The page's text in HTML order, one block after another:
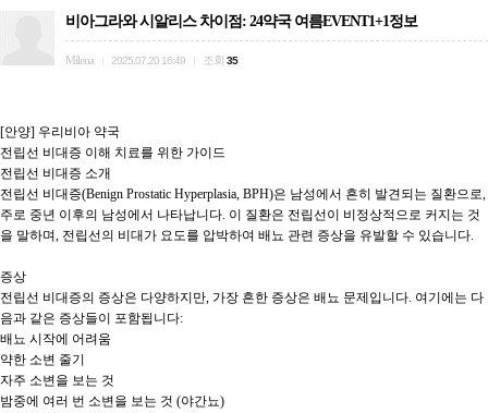
비아그라와 시알리스 차이점: 24약국 여름EVENT1+1정보
Milena 2025.07.20 16:49 조회 35
[안양] 우리비아 약국
전립선 비대증 이해 치료를 위한 가이드
전립선 비대증 소개
전립선 비대증(Benign Prostatic Hyperplasia, BPH)은 남성에서 흔히 발견되는 질환으로,
주로 중년 이후의 남성에서 나타납니다. 이 질환은 전립선이 비정상적으로 커지는 것
을 말하며, 전립선의 비대가 요도를 압박하여 배뇨 관련 증상을 유발할 수 있습니다.
증상
전립선 비대증의 증상은 다양하지만, 가장 흔한 증상은 배뇨 문제입니다. 여기에는 다
음과 같은 증상들이 포함됩니다:
배뇨 시작에 어려움
약한 소변 줄기
자주 소변을 보는 것
밤중에 여러 번 소변을 보는 것 (야간뇨)